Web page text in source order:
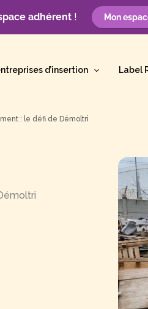
adhérent! Mon
d’insertion Label
: le défi de Démoltri